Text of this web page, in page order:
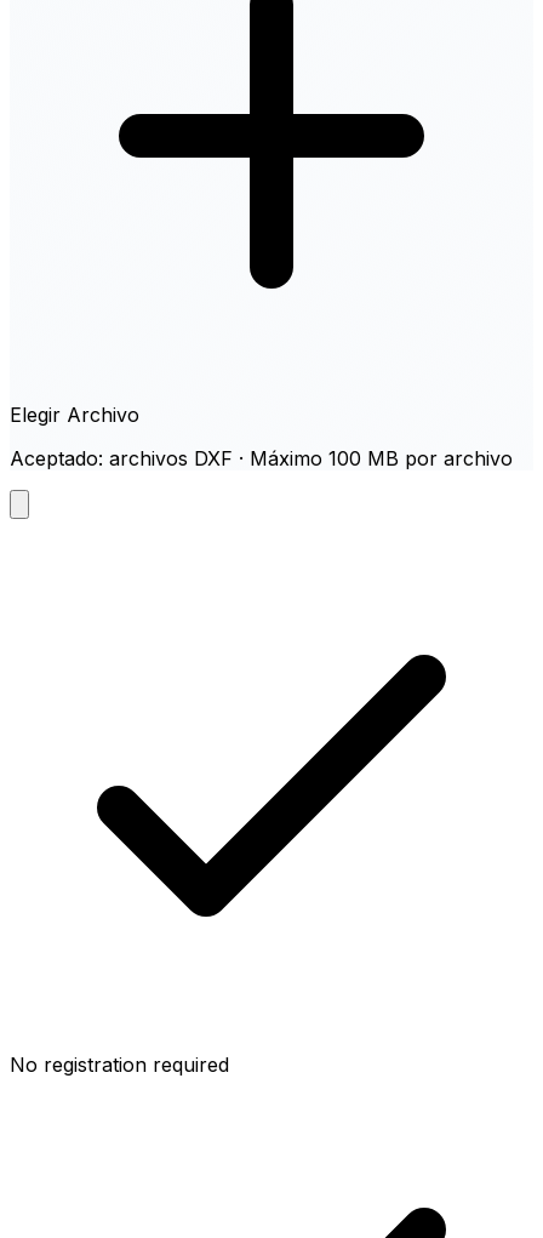
Elegir Archivo
Aceptado: archivos DXF · Máximo 100 MB por archivo
No registration required